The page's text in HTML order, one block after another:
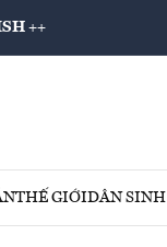
++
THẾ GIỚIDÂN SINH